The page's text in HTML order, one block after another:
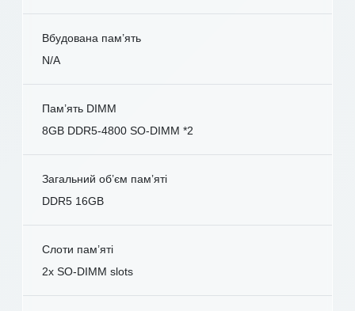
Вбудована пам’ять
N/A
Пам’ять DIMM
8GB DDR5-4800 SO-DIMM *2
Загальний об’єм пам’яті
DDR5 16GB
Слоти пам’яті
2x SO-DIMM slots